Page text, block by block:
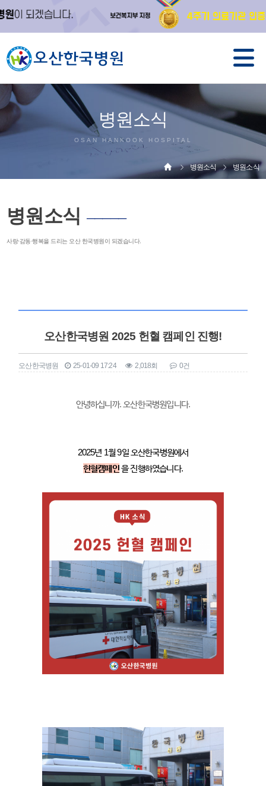
병원소식
OSAN HANKOOK HOSPITAL
병원소식 병원소식
병원소식 ─────
사랑·감동·행복을 드리는 오산 한국병원이 되겠습니다.
오산한국병원 2025 헌혈 캠페인 진행!
오산한국병원 25-01-09 17:24 2,018회 0건
안녕하십니까. 오산한국병원입니다.
2025년 1월 9일 오산한국병원에서
헌혈캠페인을 진행하였습니다.